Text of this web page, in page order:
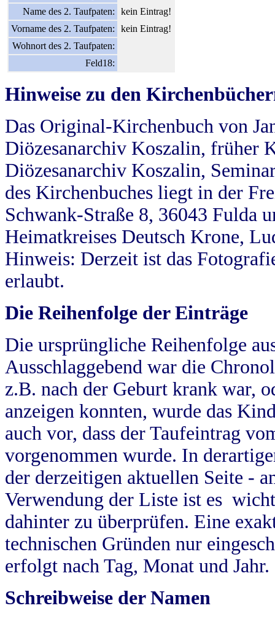
Name des 2. Taufpaten:
kein Eintrag!
Vorname des 2. Taufpaten:
kein Eintrag!
Wohnort des 2. Taufpaten:
Feld18:
Hinweise zu den
Das Original-Kirchenbuch von
Diözesanarchiv Koszalin, früher
Diözesanarchiv Koszalin,
des Kirchenbuches liegt in der
Schwank-Straße 8, 36043 Fulda
Heimatkreises Deutsch Krone,
Hinweis: Derzeit ist das
erlaubt.
Die Reihenfolge der Einträge
Die ursprüngliche Reihenfolge
Ausschlaggebend war die
z.B. nach der Geburt krank war,
anzeigen konnten, wurde das
auch vor, dass der Taufeintrag
vorgenommen wurde. In
der derzeitigen aktuellen Seite -
Verwendung der Liste ist es
dahinter zu überprüfen. Eine
technischen Gründen nur
erfolgt nach Tag, Monat und Jahr.
Schreibweise der Namen